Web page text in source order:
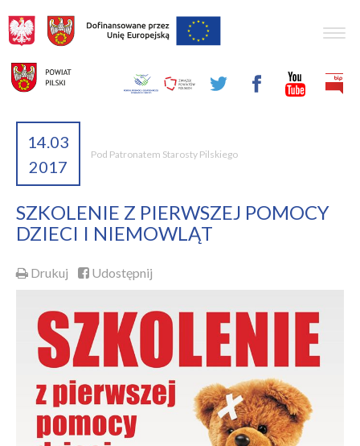
14.03
2017
Pod Patronatem Starosty Pilskiego
SZKOLENIE Z PIERWSZEJ POMOCY
DZIECI I NIEMOWLĄT
Drukuj Udostępnij